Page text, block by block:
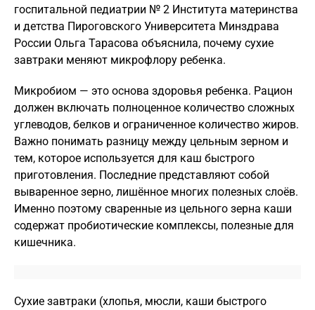
госпитальной педиатрии № 2 Института материнства
и детства Пироговского Университета Минздрава
России Ольга Тарасова объяснила, почему сухие
завтраки меняют микрофлору ребенка.
Микробиом — это основа здоровья ребенка. Рацион
должен включать полноценное количество сложных
углеводов, белков и ограниченное количество жиров.
Важно понимать разницу между цельным зерном и
тем, которое используется для каш быстрого
приготовления. Последние представляют собой
вываренное зерно, лишённое многих полезных слоёв.
Именно поэтому сваренные из цельного зерна каши
содержат пробиотические комплексы, полезные для
кишечника.
Сухие завтраки (хлопья, мюсли, каши быстрого